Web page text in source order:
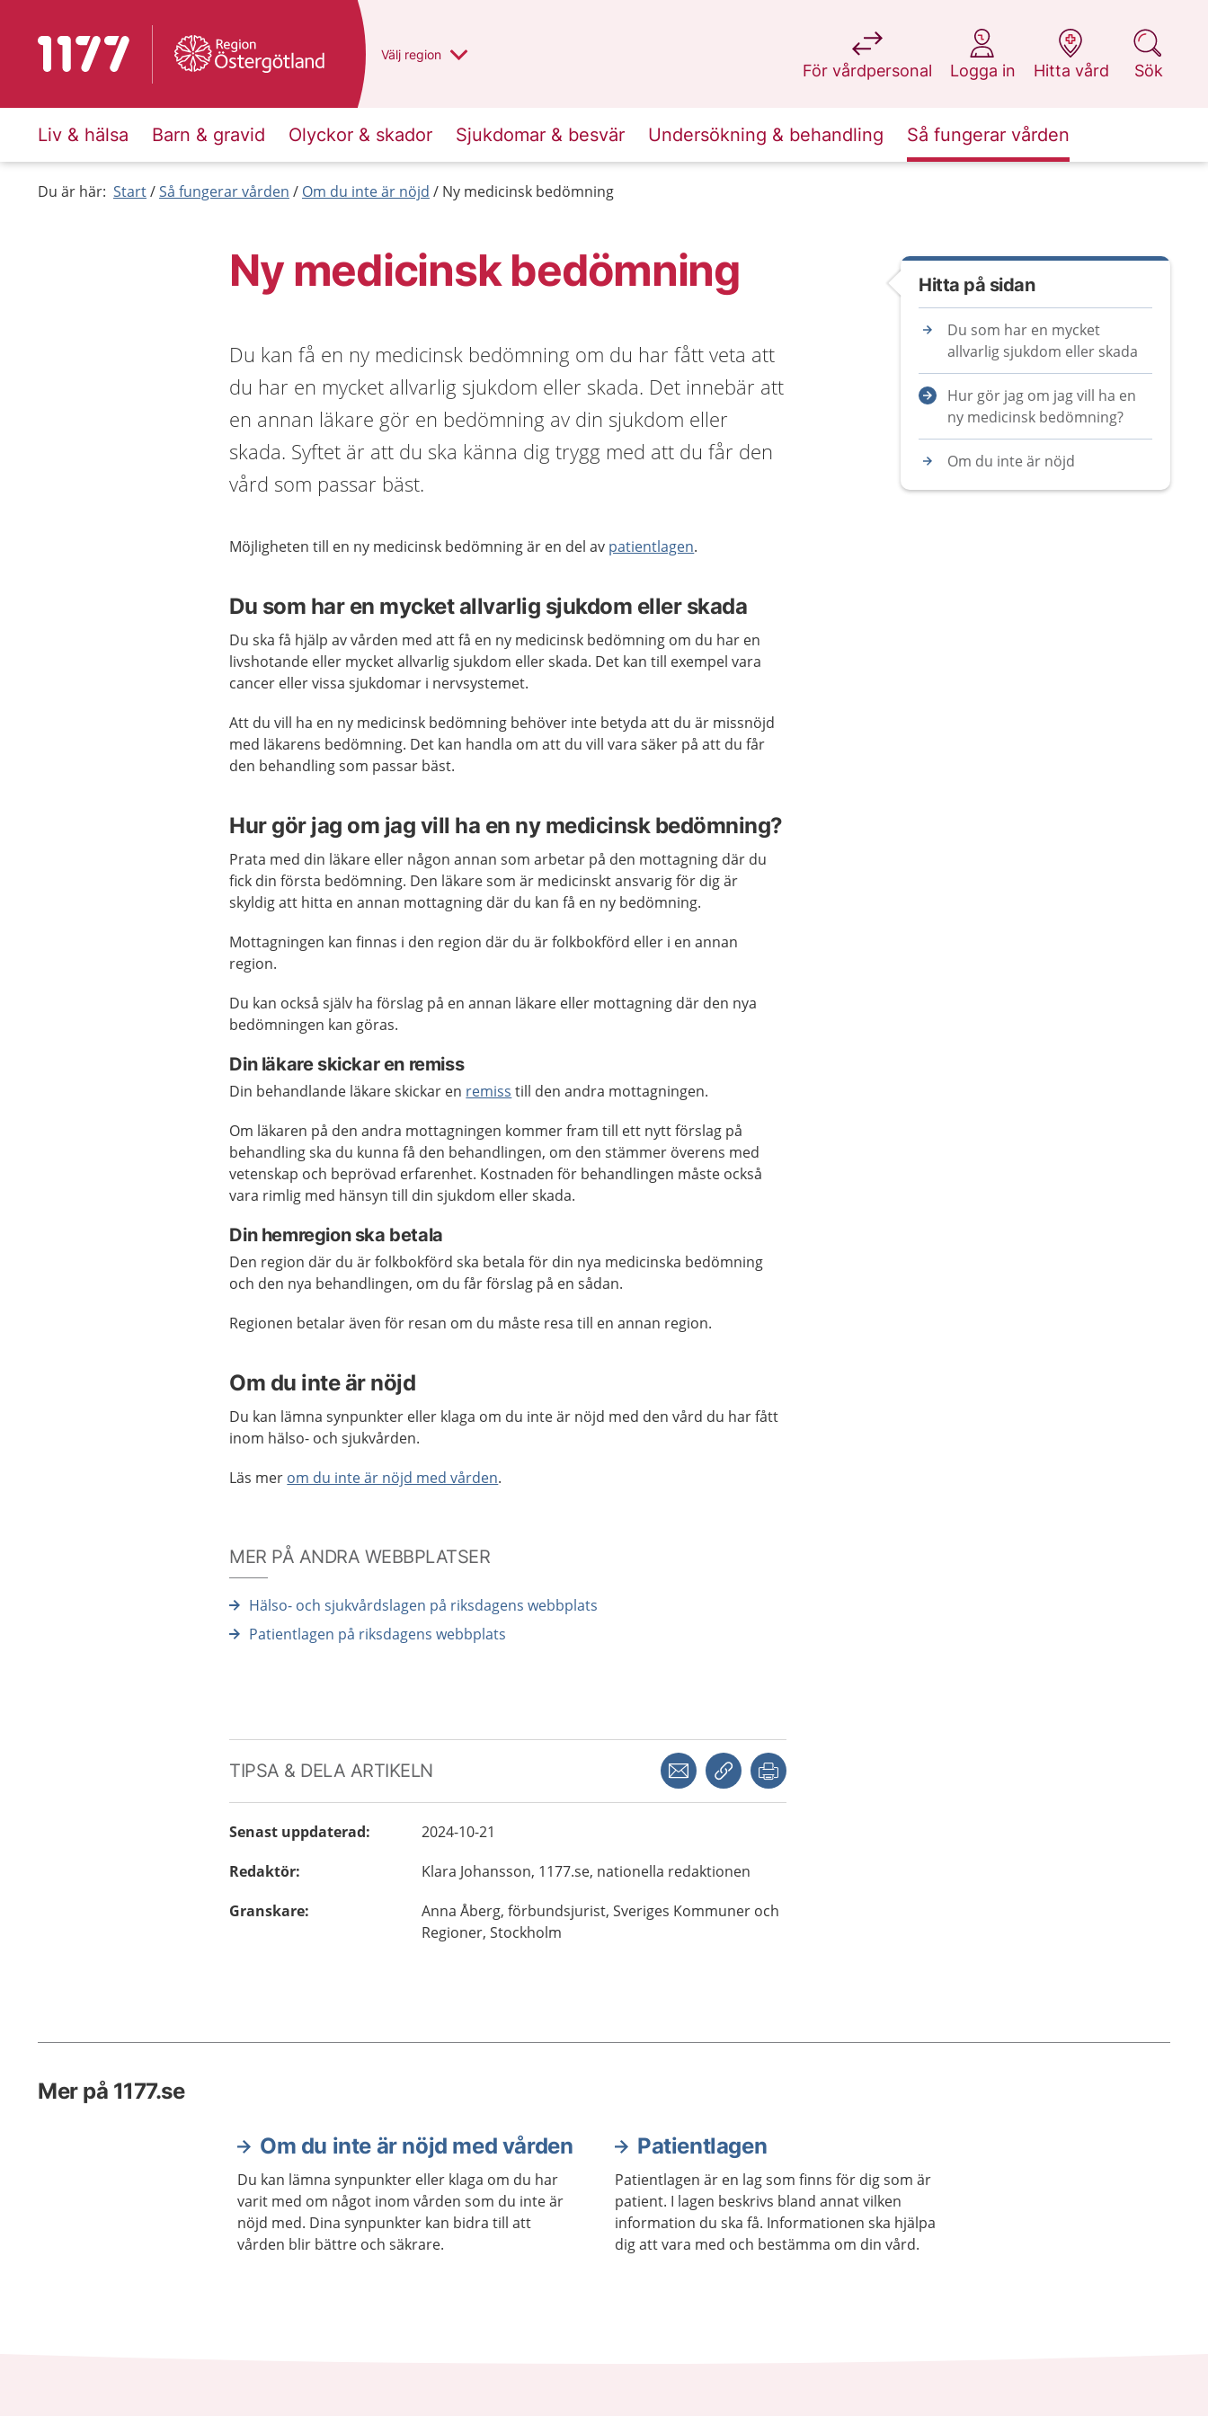
Till startsidan för 1177 Du har valt region
Välj en annan
region
För vårdpersonal
på 1177.se
Logga in
på 1177.se
Hitta vård
på 1177.se
Sök
på 1177.se
Liv & hälsa Barn & gravid Olyckor & skador Sjukdomar & besvär Undersökning & behandling Så fungerar vården
Du är här: Start Så fungerar vården Om du inte är nöjd Ny medicinsk bedömning
Ny medicinsk bedömning
Du kan få en ny medicinsk bedömning om du har fått veta att
du har en mycket allvarlig sjukdom eller skada. Det innebär att
en annan läkare gör en bedömning av din sjukdom eller
skada. Syftet är att du ska känna dig trygg med att du får den
vård som passar bäst.
Möjligheten till en ny medicinsk bedömning är en del av patientlagen.
Du som har en mycket allvarlig sjukdom eller skada
Du ska få hjälp av vården med att få en ny medicinsk bedömning om du har en
livshotande eller mycket allvarlig sjukdom eller skada. Det kan till exempel vara
cancer eller vissa sjukdomar i nervsystemet.
Att du vill ha en ny medicinsk bedömning behöver inte betyda att du är missnöjd
med läkarens bedömning. Det kan handla om att du vill vara säker på att du får
den behandling som passar bäst.
Hur gör jag om jag vill ha en ny medicinsk bedömning?
Prata med din läkare eller någon annan som arbetar på den mottagning där du
fick din första bedömning. Den läkare som är medicinskt ansvarig för dig är
skyldig att hitta en annan mottagning där du kan få en ny bedömning.
Mottagningen kan finnas i den region där du är folkbokförd eller i en annan
region.
Du kan också själv ha förslag på en annan läkare eller mottagning där den nya
bedömningen kan göras.
Din läkare skickar en remiss
Din behandlande läkare skickar en remiss till den andra mottagningen.
Om läkaren på den andra mottagningen kommer fram till ett nytt förslag på
behandling ska du kunna få den behandlingen, om den stämmer överens med
vetenskap och beprövad erfarenhet. Kostnaden för behandlingen måste också
vara rimlig med hänsyn till din sjukdom eller skada.
Din hemregion ska betala
Den region där du är folkbokförd ska betala för din nya medicinska bedömning
och den nya behandlingen, om du får förslag på en sådan.
Regionen betalar även för resan om du måste resa till en annan region.
Om du inte är nöjd
Du kan lämna synpunkter eller klaga om du inte är nöjd med den vård du har fått
inom hälso- och sjukvården.
Läs mer om du inte är nöjd med vården.
MER PÅ ANDRA WEBBPLATSER
Hälso- och sjukvårdslagen på riksdagens webbplats
Patientlagen på riksdagens webbplats
TIPSA & DELA ARTIKELN Dela via mejlKopiera länk
Senast uppdaterad:
2024-10-21
Redaktör: Klara Johansson, 1177.se, nationella redaktionen
Granskare: Anna Åberg, förbundsjurist, Sveriges Kommuner och
Regioner, Stockholm
Hitta på sidan
Du som har en mycket
allvarlig sjukdom eller skada
Hur gör jag om jag vill ha en
ny medicinsk bedömning?
Om du inte är nöjd
Mer på 1177.se
Om du inte är nöjd med vården
Du kan lämna synpunkter eller klaga om du har
varit med om något inom vården som du inte är
nöjd med. Dina synpunkter kan bidra till att
vården blir bättre och säkrare.
Patientlagen
Patientlagen är en lag som finns för dig som är
patient. I lagen beskrivs bland annat vilken
information du ska få. Informationen ska hjälpa
dig att vara med och bestämma om din vård.